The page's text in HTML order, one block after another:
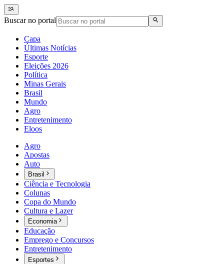
Buscar no portal
Capa
Últimas Notícias
Esporte
Eleições 2026
Política
Minas Gerais
Brasil
Mundo
Agro
Entretenimento
Eloos
Agro
Apostas
Auto
Brasil
Ciência e Tecnologia
Colunas
Copa do Mundo
Cultura e Lazer
Economia
Educação
Emprego e Concursos
Entretenimento
Esportes